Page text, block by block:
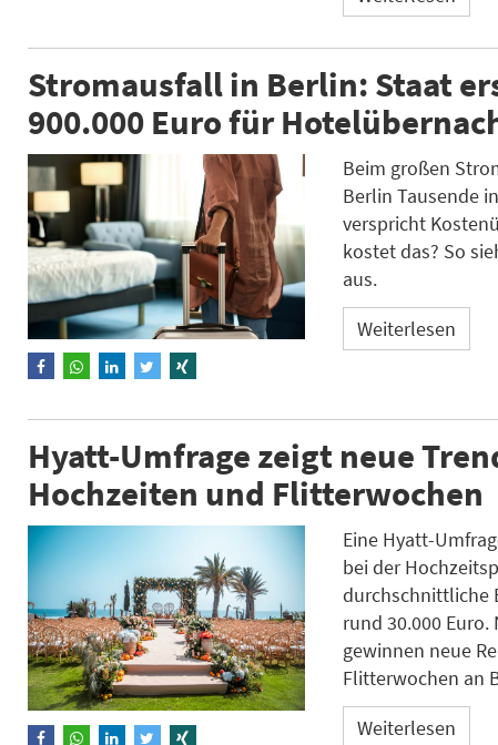
Stromausfall in Berlin: Staat
900.000 Euro für
Beim großen
Berlin Tausende
verspricht
kostet das? So
aus.
Weiterlesen
Hyatt-Umfrage zeigt neue
Hochzeiten und Flitterwochen
Eine Hyatt-
bei der
durchschnittliche
rund 30.000
gewinnen neue
Flitterwochen an
Weiterlesen